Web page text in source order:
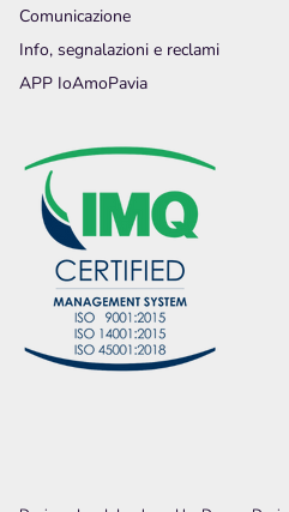
Comunicazione
Info, segnalazioni e reclami
APP IoAmoPavia